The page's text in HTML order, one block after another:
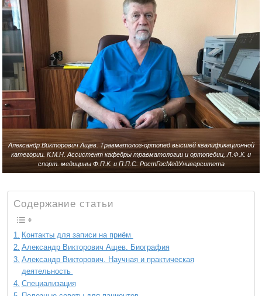
Александр Викторович Ащев. Травматолог-ортопед высшей квалификационной
категории. К.М.Н. Ассистент кафедры травматологии и ортопедии, Л.Ф.К. и
спорт. медицины Ф.П.К. и П.П.С. РостГосМедУниверситета
Содержание статьи
Контакты для записи на приём
Александр Викторович Ащев. Биография
Александр Викторович. Научная и практическая
деятельность
Специализация